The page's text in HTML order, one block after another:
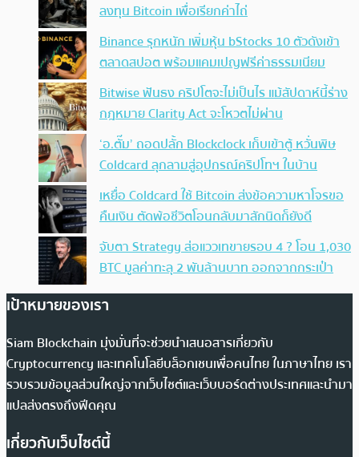
ลงทุน Bitcoin เพื่อเรียกค่าไถ่
Binance รุกหนัก เพิ่มหุ้น bStocks 10 ตัวดังเข้า
ตลาดสปอต พร้อมแคมเปญฟรีค่าธรรมเนียม
Bitwise ฟันธง คริปโตจะไม่เป็นไร แม้สัปดาห์นี้ร่าง
กฎหมาย Clarity Act จะโหวตไม่ผ่าน
‘อ.ตั๊ม’ ถอดปลั้ก Blockclock เก็บเข้าตู้ หวั่นพิษ
Coldcard ลุกลามสู่อุปกรณ์คริปโทฯ ในบ้าน
เหยื่อ Coldcard ใช้ Bitcoin ส่งข้อความหาโจรขอ
คืนเงิน ตัดพ้อชีวิตโอนกลับมาสักนิดก็ยังดี
จับตา Strategy ส่อแววเทขายรอบ 4 ? โอน 1,030
BTC มูลค่าทะลุ 2 พันล้านบาท ออกจากกระเป๋า
เป้าหมายของเรา
Siam Blockchain มุ่งมั่นที่จะช่วยนำเสนอสารเกี่ยวกับ
Cryptocurrency และเทคโนโลยีบล็อกเชนเพื่อคนไทย ในภาษาไทย เรา
รวบรวมข้อมูลส่วนใหญ่จากเว็บไซต์และเว็บบอร์ดต่างประเทศและนำมา
แปลส่งตรงถึงฟีดคุณ
เกี่ยวกับเว็บไซต์นี้